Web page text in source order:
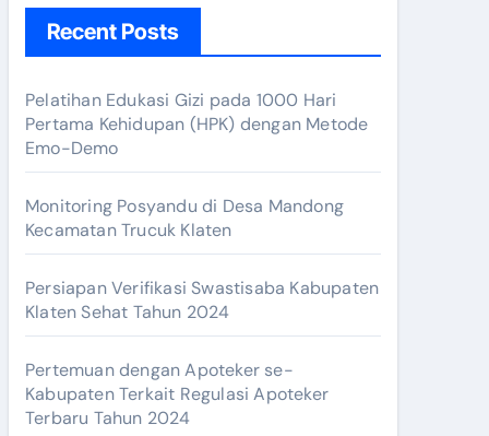
Tahun 2024
Recent Posts
Pelatihan Edukasi Gizi pada 1000 Hari
Pertama Kehidupan (HPK) dengan Metode
Emo-Demo
Monitoring Posyandu di Desa Mandong
Kecamatan Trucuk Klaten
Persiapan Verifikasi Swastisaba Kabupaten
Klaten Sehat Tahun 2024
Pertemuan dengan Apoteker se-
Kabupaten Terkait Regulasi Apoteker
Terbaru Tahun 2024